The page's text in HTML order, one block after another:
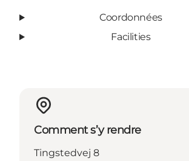
Coordonnées
Facilities
Comment s’y rendre
Tingstedvej 8